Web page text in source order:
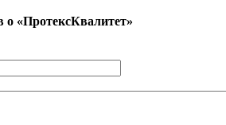
«ПротексКвалитет»